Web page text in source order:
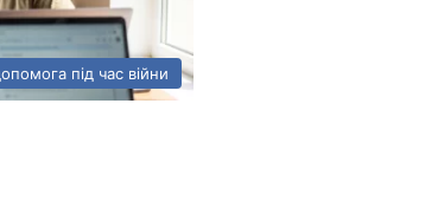
під час війни